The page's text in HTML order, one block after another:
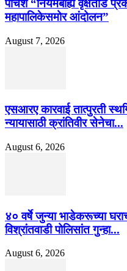
पाचशे “नियमबाह्य वृक्षतोड
महापालिकेसमोर आंदोलन”
August 7, 2026
एसआरए कारवाई तात्पुरती
न्यायासाठी क्रांतिवीर सेनेचा...
August 6, 2026
४० वर्षे जुन्या भाडेकरूच्या
विश्रांतवाडी पोलिसांत गुन्हा...
August 6, 2026